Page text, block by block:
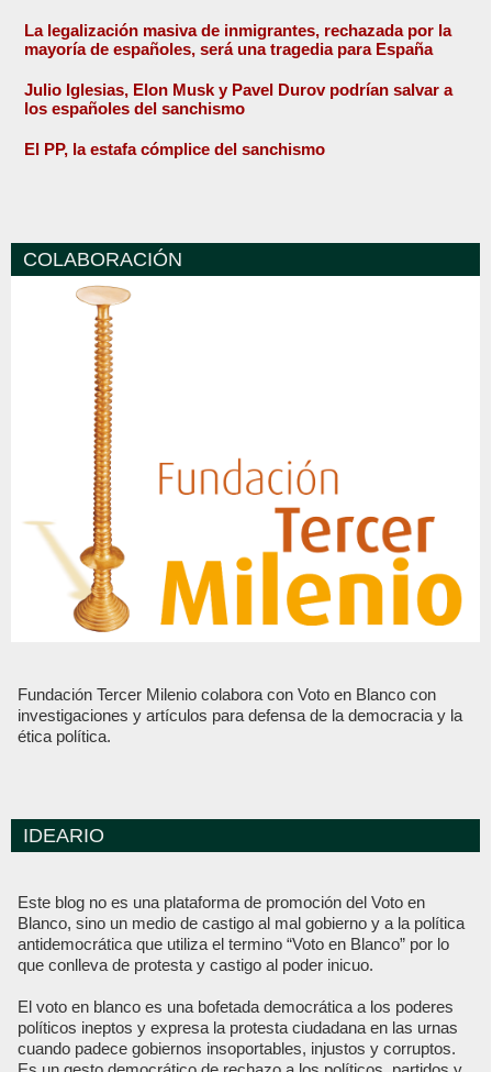
La legalización masiva de inmigrantes, rechazada por la
mayoría de españoles, será una tragedia para España
Julio Iglesias, Elon Musk y Pavel Durov podrían salvar a
los españoles del sanchismo
El PP, la estafa cómplice del sanchismo
COLABORACIÓN
Fundación Tercer Milenio colabora con Voto en Blanco con
investigaciones y artículos para defensa de la democracia y la
ética política.
IDEARIO
Este blog no es una plataforma de promoción del Voto en
Blanco, sino un medio de castigo al mal gobierno y a la política
antidemocrática que utiliza el termino “Voto en Blanco” por lo
que conlleva de protesta y castigo al poder inicuo.
El voto en blanco es una bofetada democrática a los poderes
políticos ineptos y expresa la protesta ciudadana en las urnas
cuando padece gobiernos insoportables, injustos y corruptos.